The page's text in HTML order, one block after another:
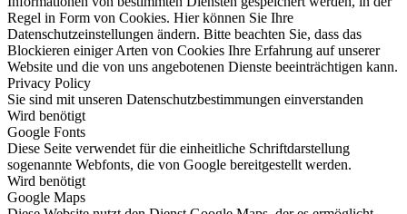
Regel in Form von Cookies. Hier können Sie Ihre
Datenschutzeinstellungen ändern. Bitte beachten Sie, dass das
Blockieren einiger Arten von Cookies Ihre Erfahrung auf unserer
Website und die von uns angebotenen Dienste beeinträchtigen kann.
Privacy Policy
Sie sind mit unseren Datenschutzbestimmungen einverstanden
Wird benötigt
Google Fonts
Diese Seite verwendet für die einheitliche Schriftdarstellung
sogenannte Webfonts, die von Google bereitgestellt werden.
Wird benötigt
Google Maps